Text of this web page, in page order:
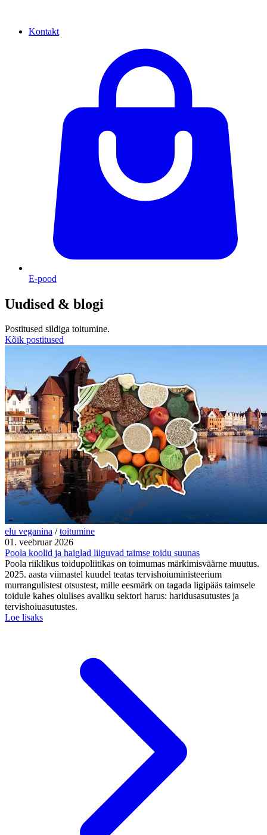
Kontakt
E-pood
Uudised & blogi
Postitused sildiga toitumine.
Kõik postitused
elu veganina / toitumine
01. veebruar 2026
Poola koolid ja haiglad liiguvad taimse toidu suunas
Poola riiklikus toidupoliitikas on toimumas märkimisväärne muutus.
2025. aasta viimastel kuudel teatas tervishoiuministeerium
murrangulistest otsustest, mille eesmärk on tagada ligipääs taimsele
toidule kahes olulises avaliku sektori harus: haridusasutustes ja
tervishoiuasutustes.
Loe lisaks